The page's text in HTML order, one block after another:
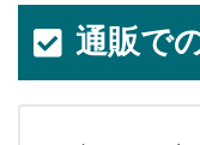
通販で